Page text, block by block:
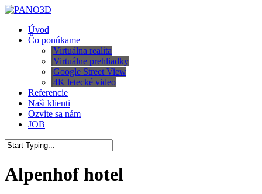
Skip
main
content
Menu
Úvod
Čo ponúkame
Virtuálna realita
Virtuálne prehliadky
Google Street View
4K letecké video
Referencie
Naši klienti
Ozvite sa nám
JOB
Search
Alpenhof hotel